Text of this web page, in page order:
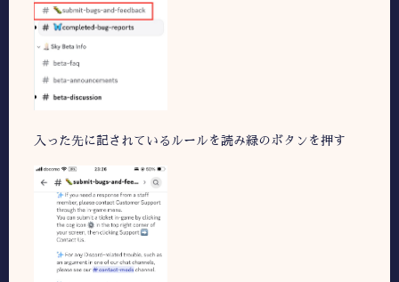
入った先に記されているルールを読み緑のボタンを押す